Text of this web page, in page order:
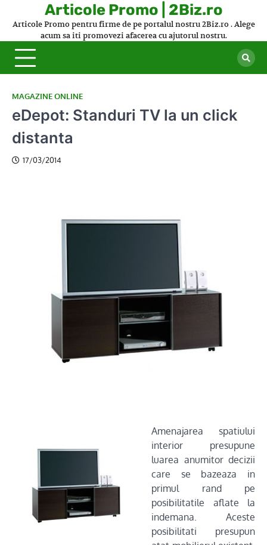
Articole Promo | 2Biz.ro
Articole Promo pentru firme de pe portalul nostru 2Biz.ro . Alege
acum sa iti promovezi afacerea cu ajutorul nostru.
MAGAZINE ONLINE
eDepot: Standuri TV la un click
distanta
17/03/2014
Amenajarea spatiului
interior presupune
luarea anumitor decizii
care se bazeaza in
primul rand pe
posibilitatile aflate la
indemana. Aceste
posibilitati presupun